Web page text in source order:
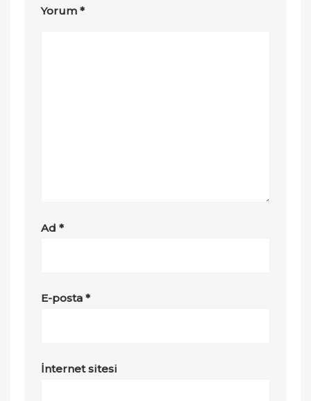
Yorum*
Ad*
E-posta*
İnternet sitesi